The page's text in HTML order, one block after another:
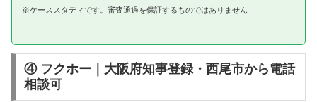
※ケーススタディです。審査通過を保証するものではありません
④ フクホー｜大阪府知事登録・西尾市から電話
相談可